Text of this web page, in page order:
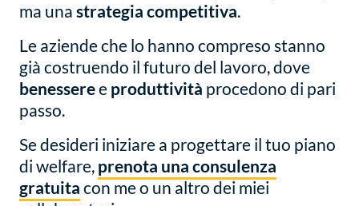
ma una strategia competitiva.
Le aziende che lo hanno compreso stanno
già costruendo il futuro del lavoro, dove
benesseree produttività procedono di pari
passo.
Se desideri iniziare a progettare il tuo piano
di welfare, prenota una consulenza
gratuita con me o un altro dei miei